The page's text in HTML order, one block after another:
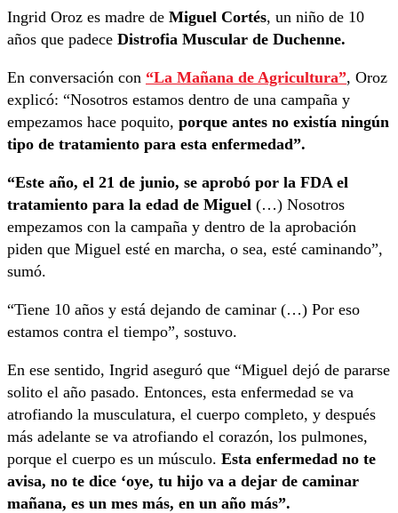
Ingrid Oroz es madre de Miguel Cortés, un niño de 10
años que padece Distrofia Muscular de Duchenne.
En conversación con “La Mañana de Agricultura”, Oroz
explicó: “Nosotros estamos dentro de una campaña y
empezamos hace poquito, porque antes no existía ningún
tipo de tratamiento para esta enfermedad”.
“Este año, el 21 de junio, se aprobó por la FDA el
tratamiento para la edad de Miguel (…) Nosotros
empezamos con la campaña y dentro de la aprobación
piden que Miguel esté en marcha, o sea, esté caminando”,
sumó.
“Tiene 10 años y está dejando de caminar (…) Por eso
estamos contra el tiempo”, sostuvo.
En ese sentido, Ingrid aseguró que “Miguel dejó de pararse
solito el año pasado. Entonces, esta enfermedad se va
atrofiando la musculatura, el cuerpo completo, y después
más adelante se va atrofiando el corazón, los pulmones,
porque el cuerpo es un músculo. Esta enfermedad no te
avisa, no te dice ‘oye, tu hijo va a dejar de caminar
mañana, es un mes más, en un año más”.